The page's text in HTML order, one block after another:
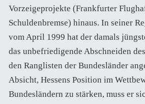
Vorzeigeprojekte (Frankfurter
Schuldenbremse) hinaus. In seiner
vom April 1999 hat der damals
das unbefriedigende Abschneiden
den Ranglisten der Bundesländer
Absicht, Hessens Position im
Bundesländern zu stärken, muss er